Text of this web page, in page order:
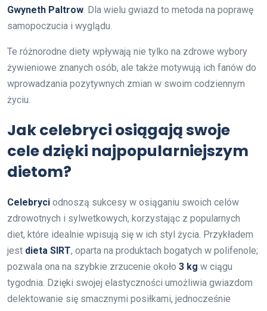
Gwyneth Paltrow . Dla wielu gwiazd to metoda na poprawę
samopoczucia i wyglądu.
Te różnorodne diety wpływają nie tylko na zdrowe wybory
żywieniowe znanych osób, ale także motywują ich fanów do
wprowadzania pozytywnych zmian w swoim codziennym
życiu.
Jak celebryci osiągają swoje
cele dzięki najpopularniejszym
dietom?
Celebryci odnoszą sukcesy w osiąganiu swoich celów
zdrowotnych i sylwetkowych, korzystając z popularnych
diet, które idealnie wpisują się w ich styl życia. Przykładem
jest dieta SIRT, oparta na produktach bogatych w polifenole;
pozwala ona na szybkie zrzucenie około 3 kg w ciągu
tygodnia. Dzięki swojej elastyczności umożliwia gwiazdom
delektowanie się smacznymi posiłkami, jednocześnie